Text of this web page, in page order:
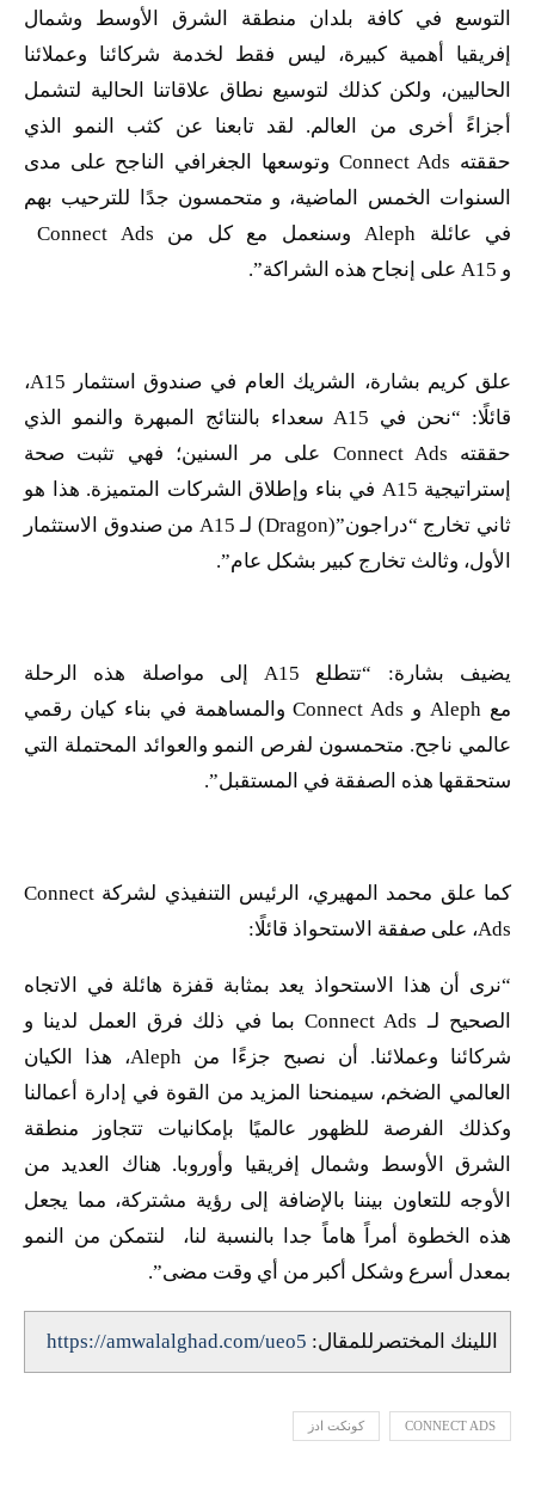
التوسع في كافة بلدان منطقة الشرق الأوسط وشمال
إفريقيا أهمية كبيرة، ليس فقط لخدمة شركائنا وعملائنا
الحاليين، ولكن كذلك لتوسيع نطاق علاقاتنا الحالية لتشمل
أجزاءً أخرى من العالم. لقد تابعنا عن كثب النمو الذي
حققته Connect Ads وتوسعها الجغرافي الناجح على مدى
السنوات الخمس الماضية، و متحمسون جدًا للترحيب بهم
في عائلة Alephوسنعمل مع كل من Connect Ads
و A15 على إنجاح هذه الشراكة”.
علق كريم بشارة، الشريك العام في صندوق استثمار A15،
قائلًا: “نحن في A15سعداء بالنتائج المبهرة والنمو الذي
حققته Connect Ads على مر السنين؛ فهي تثبت صحة
إستراتيجية A15 في بناء وإطلاق الشركات المتميزة. هذا هو
ثاني تخارج “دراجون”(Dragon) لـ A15 من صندوق الاستثمار
الأول، وثالث تخارج كبير بشكل عام”.
يضيف بشارة: “تتطلع A15إلى مواصلة هذه الرحلة
مع Alephو Connect Adsوالمساهمة في بناء كيان رقمي
عالمي ناجح. متحمسون لفرص النمو والعوائد المحتملة التي
ستحققها هذه الصفقة في المستقبل”.
كما علق محمد المهيري، الرئيس التنفيذي لشركة Connect
Ads، على صفقة الاستحواذ قائلًا:
“نرى أن هذا الاستحواذ يعد بمثابة قفزة هائلة في الاتجاه
الصحيح لـ Connect Adsبما في ذلك فرق العمل لدينا و
شركائنا وعملائنا. أن نصبح جزءًا من Aleph، هذا الكيان
العالمي الضخم، سيمنحنا المزيد من القوة في إدارة أعمالنا
وكذلك الفرصة للظهور عالميًا بإمكانيات تتجاوز منطقة
الشرق الأوسط وشمال إفريقيا وأوروبا. هناك العديد من
الأوجه للتعاون بيننا بالإضافة إلى رؤية مشتركة، مما يجعل
هذه الخطوة أمراً هاماً جدا بالنسبة لنا، لنتمكن من النمو
بمعدل أسرع وشكل أكبر من أي وقت مضى”.
اللينك المختصرللمقال: https://amwalalghad.com/ueo5
CONNECT ADS كونكت ادز